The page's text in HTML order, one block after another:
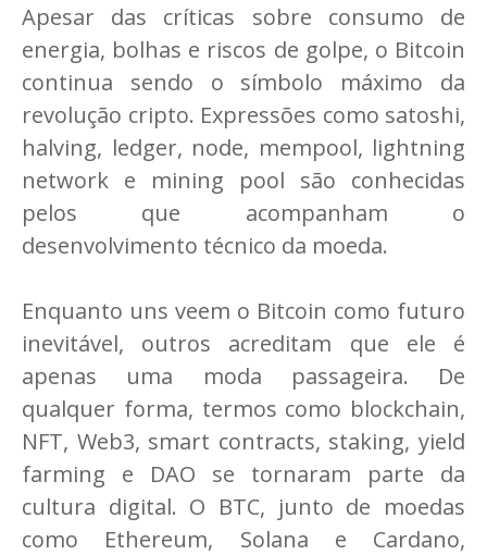
Apesar das críticas sobre consumo de
energia, bolhas e riscos de golpe, o Bitcoin
continua sendo o símbolo máximo da
revolução cripto. Expressões como satoshi,
halving, ledger, node, mempool, lightning
network e mining pool são conhecidas
pelos que acompanham o
desenvolvimento técnico da moeda.
Enquanto uns veem o Bitcoin como futuro
inevitável, outros acreditam que ele é
apenas uma moda passageira. De
qualquer forma, termos como blockchain,
NFT, Web3, smart contracts, staking, yield
farming e DAO se tornaram parte da
cultura digital. O BTC, junto de moedas
como Ethereum, Solana e Cardano,